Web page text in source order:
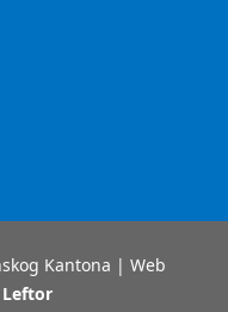
Kantona | Web
Leftor